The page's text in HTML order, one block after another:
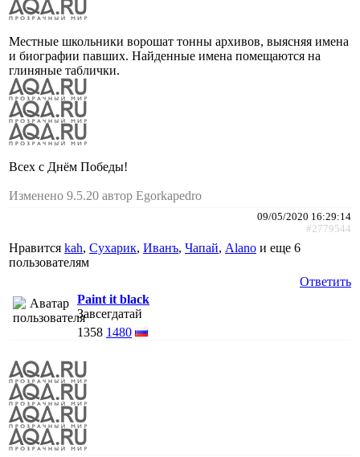
Местные школьники ворошат тонны архивов, выясняя имена
и биографии павших. Найденные имена помещаются на
глиняные таблички.
Всех с Днём Победы!
Изменено 9.5.20 автор Egorkapedro
09/05/2020 16:29:14
#2779544
Нравится kah, Сухарик, Иванъ, Чапай, Alano и еще 6
пользователям
Ответить
Paint it black
Завсегдатай
1358 1480